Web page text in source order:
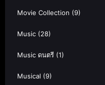
Movie Collection (9)
Music (28)
Music ดนตรี (1)
Musical (9)